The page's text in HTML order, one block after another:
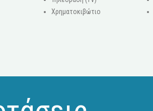
Χρηματοκιβώτιο